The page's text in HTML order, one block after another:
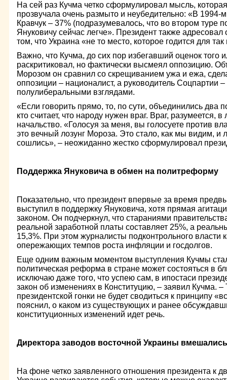
На сей раз Кучма четко сформулировал мысль,
прозвучала очень размыто и неубедительно: «В 1994-
Кравчук – 37% (подразумевалось, что во втором туре
Януковичу сейчас легче». Президент также
том, что Украина «не то место, которое годится для
Важно, что Кучма, до сих пор избегавший оценок того
раскритиковал, но фактически высмеял оппозицию.
Морозом он сравнил со скрещиванием ужа и ежа,
оппозиции – националист, а руководитель Соцпартии
полулиберальными взглядами.
«Если говорить прямо, то, по сути, объединились два
кто считает, что народу нужен враг. Враг, разумеется,
начальство. «Голосуя за меня, вы голосуете против
это вечный лозунг Мороза. Это стало, как мы видим,
сошлись», – неожиданно жестко сформулировал
Поддержка Януковича в обмен на политреформу
Показательно, что президент впервые за время
выступил в поддержку Януковича, хотя прямая
законом. Он подчеркнул, что стараниями
реальной заработной платы составляет 25%, а
15,3%. При этом журналисты подконтрольного власти
опережающих темпов роста инфляции и госдолгов.
Еще одним важным моментом выступления Кучмы
политическая реформа в стране может состояться в
исключаю даже того, что успею сам, в ипостаси
закон об изменениях в Конституцию, – заявил Кучма. –
президентской гонки не будет сводиться к принципу
пояснил, о каком из существующих и ранее
конституционных изменений идет речь.
Директора заводов восточной Украины
На фоне четко заявленного отношения президента к